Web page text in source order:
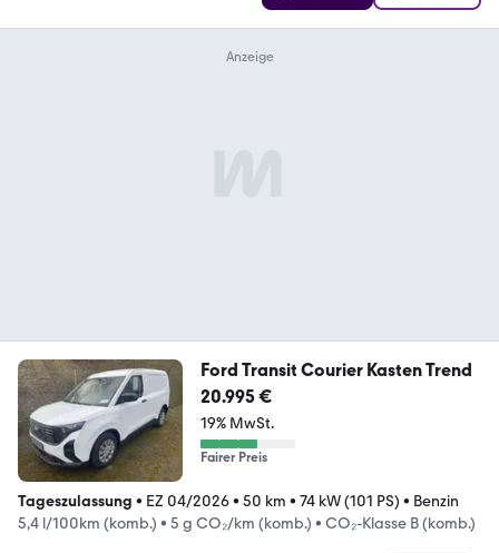
Ford Transit Courier Kasten Trend
20.995 €
19% MwSt.
Fairer Preis
Tageszulassung • EZ 04/2026• 50 km • 74 kW (101 PS) • Benzin
5,4 l/100km (komb.) • 5 g CO₂/km (komb.) • CO₂-Klasse B (komb.)